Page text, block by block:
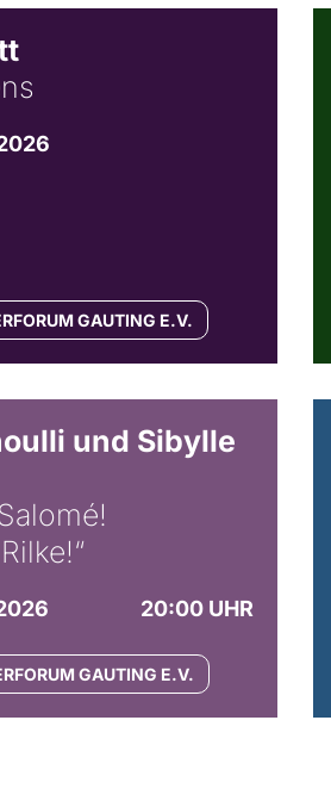
GAUTING E.V.
und Sibylle
20:00 UHR
GAUTING E.V.